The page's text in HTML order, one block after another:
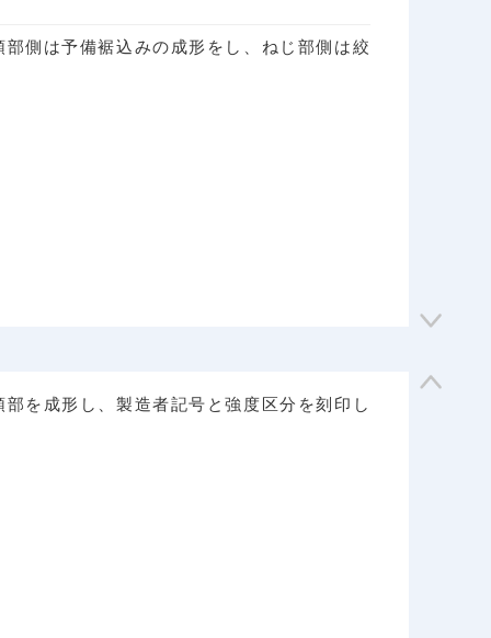
側は予備裾込みの成形をし、ねじ部側は絞
を成形し、製造者記号と強度区分を刻印し